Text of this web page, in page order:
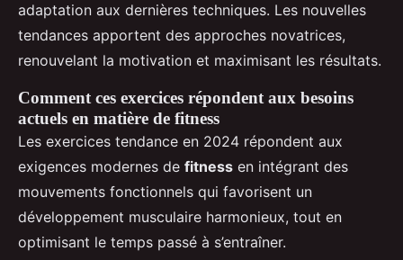
adaptation aux dernières techniques. Les nouvelles
tendances apportent des approches novatrices,
renouvelant la motivation et maximisant les résultats.
Comment ces exercices répondent aux besoins
actuels en matière de fitness
Les exercices tendance en 2024 répondent aux
exigences modernes de fitness en intégrant des
mouvements fonctionnels qui favorisent un
développement musculaire harmonieux, tout en
optimisant le temps passé à s’entraîner.